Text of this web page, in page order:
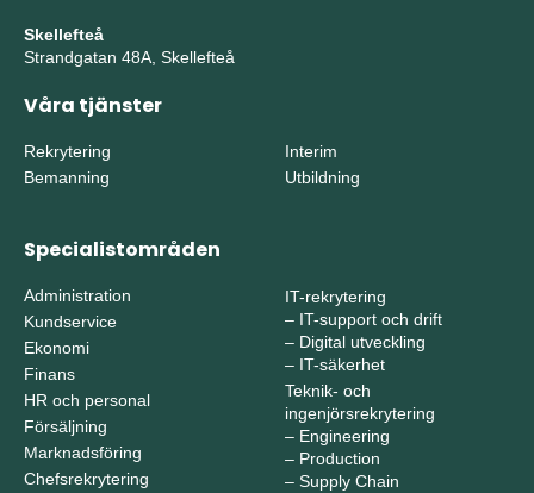
Skellefteå
Strandgatan 48A, Skellefteå
Våra tjänster
Rekrytering
Bemanning
Interim
Utbildning
Specialistområden
Administration
Kundservice
Ekonomi
Finans
HR och personal
Försäljning
Marknadsföring
Chefsrekrytering
IT-rekrytering
– IT-support och drift
– Digital utveckling
– IT-säkerhet
Teknik- och
ingenjörsrekrytering
– Engineering
– Production
– Supply Chain